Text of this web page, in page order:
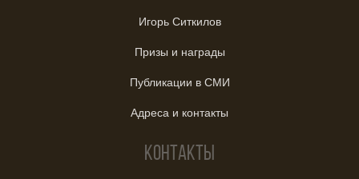
Игорь Ситкилов
Призы и награды
Публикации в СМИ
Адреса и контакты
Контакты